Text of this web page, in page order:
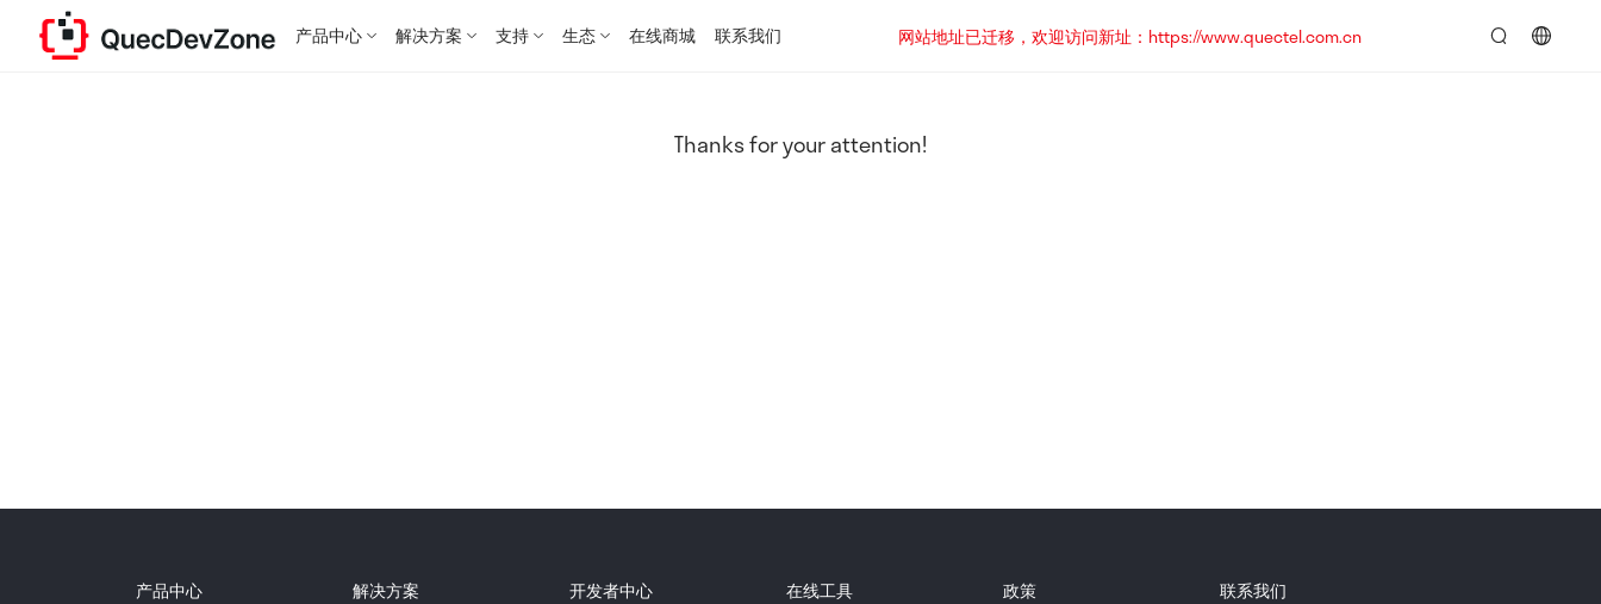
产品中心 解决方案 支持 生态 在线商城 联系我们
网站地址已迁移，欢迎访问新址：https://www.quectel.com.cn
Thanks for your attention!
产品中心
解决方案
开发者中心
在线工具
政策
联系我们